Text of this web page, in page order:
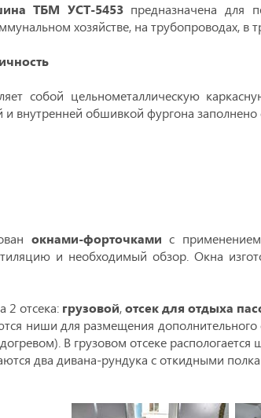
ТБМ УСТ-5453предназначена для
хозяйстве, на трубопроводах, в
собой цельнометаллическую
внутренней обшивкой фургона заполнено
окнами-форточками с
и необходимый обзор. Окна
2 отсека: грузовой,отсек для отдыха
ниши для размещения
В грузовом отсеке
два дивана-рундука с откидными